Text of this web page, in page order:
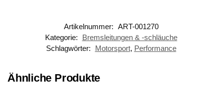
Artikelnummer: ART-001270
Kategorie:
Bremsleitungen & -schläuche
Schlagwörter:
Motorsport, Performance
Ähnliche Produkte